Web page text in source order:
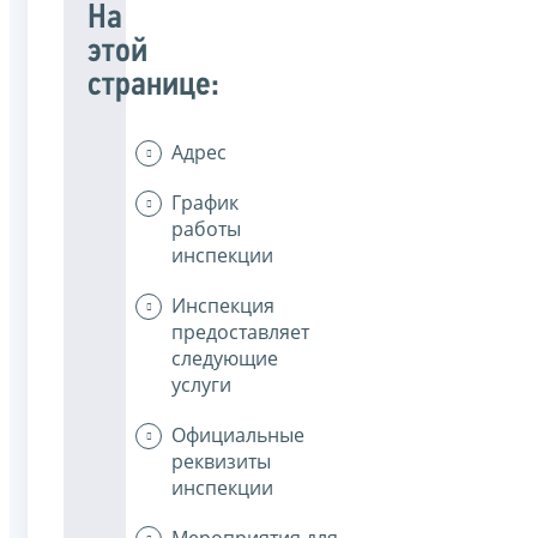
На
этой
странице:
Адрес
График
работы
инспекции
Инспекция
предоставляет
следующие
услуги
Официальные
реквизиты
инспекции